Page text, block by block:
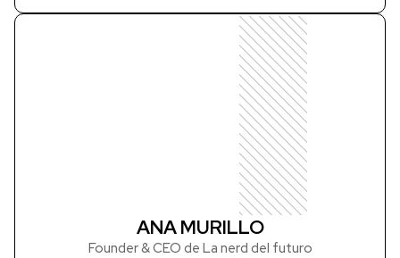
ANA MURILLO
Founder & CEO de La nerd del futuro